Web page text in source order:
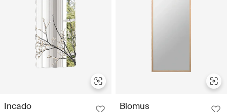
Incado Blomus